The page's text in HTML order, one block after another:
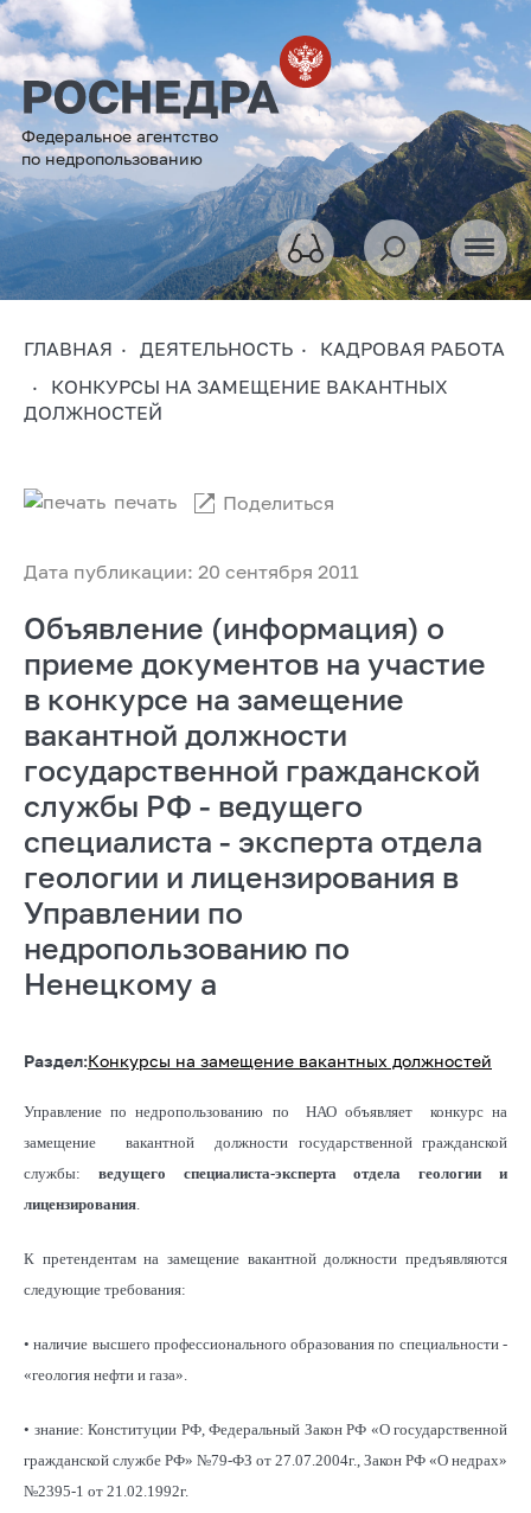
Федеральное агентство
по недропользованию
ГЛАВНАЯ ДЕЯТЕЛЬНОСТЬ
КАДРОВАЯ РАБОТА
КОНКУРСЫ НА ЗАМЕЩЕНИЕ ВАКАНТНЫХ
ДОЛЖНОСТЕЙ
Дата публикации: 20 сентября 2011
печать Поделиться
Объявление (информация) о
приеме документов на участие
в конкурсе на замещение
вакантной должности
государственной гражданской
службы РФ - ведущего
специалиста - эксперта отдела
геологии и лицензирования в
Управлении по
недропользованию по
Ненецкому а
Раздел:Конкурсы на замещение вакантных должностей
Управление по недропользованию по НАО объявляет конкурс на
замещение вакантной должности государственной гражданской
службы: ведущего специалиста-эксперта отдела геологии и
лицензирования
К претендентам на замещение вакантной должности предъявляются
следующие требования:
• наличие высшего профессионального образования по специальности -
«геология нефти и газа».
• знание: Конституции РФ, Федеральный Закон РФ «О государственной
гражданской службе РФ» №79-ФЗ от 27.07.2004г., Закон РФ «О недрах»
№2395-1 от 21.02.1992г.